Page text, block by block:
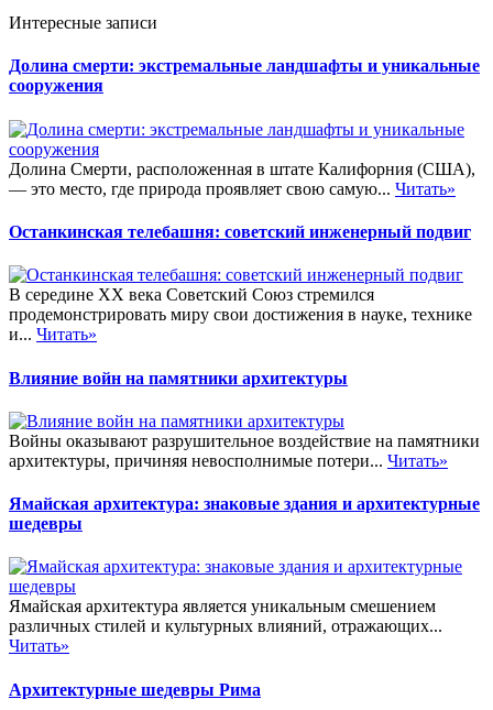
Интересные записи
Долина смерти: экстремальные ландшафты и уникальные
сооружения
Долина Смерти, расположенная в штате Калифорния (США),
— это место, где природа проявляет свою самую... Читать»
Останкинская телебашня: советский инженерный подвиг
В середине XX века Советский Союз стремился
продемонстрировать миру свои достижения в науке, технике
и... Читать»
Влияние войн на памятники архитектуры
Войны оказывают разрушительное воздействие на памятники
архитектуры, причиняя невосполнимые потери... Читать»
Ямайская архитектура: знаковые здания и архитектурные
шедевры
Ямайская архитектура является уникальным смешением
различных стилей и культурных влияний, отражающих...
Читать»
Архитектурные шедевры Рима